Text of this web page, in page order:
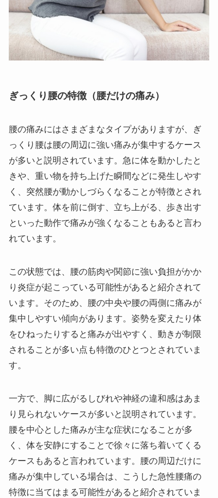
ぎっくり腰の特徴（腰だけの痛み）
腰の痛みにはさまざまなタイプがありますが、ぎ
っくり腰は腰の周辺に強い痛みが集中するケース
が多いと説明されています。急に体を動かしたと
きや、重い物を持ち上げた瞬間などに発生しやす
く、突然腰が動かしづらくなることが特徴とされ
ています。体を前に倒す、立ち上がる、歩き出す
といった動作で痛みが強くなることもあると言わ
れています。
この状態では、腰の筋肉や関節に強い負担がかか
り炎症が起こっている可能性があると紹介されて
います。そのため、腰の中央や腰の両側に痛みが
集中しやすい傾向があります。姿勢を変えたり体
をひねったりすると痛みが出やすく、動きが制限
されることが多い点も特徴のひとつとされていま
す。
一方で、脚に広がるしびれや神経の違和感はあま
り見られないケースが多いと説明されています。
腰を中心とした痛みが主な症状になることが多
く、体を安静にすることで徐々に落ち着いてくる
ケースもあると言われています。腰の周辺だけに
痛みが集中している場合は、こうした急性腰痛の
特徴に当てはまる可能性があると紹介されていま